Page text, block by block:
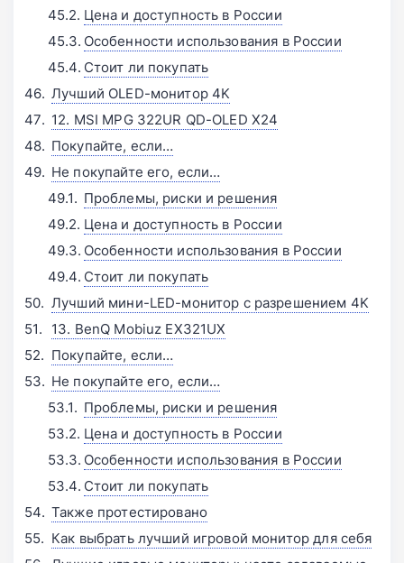
Цена и доступность в России
Особенности использования в России
Стоит ли покупать
Лучший OLED-монитор 4K
12. MSI MPG 322UR QD-OLED X24
Покупайте, если…
Не покупайте его, если…
Проблемы, риски и решения
Цена и доступность в России
Особенности использования в России
Стоит ли покупать
Лучший мини-LED-монитор с разрешением 4K
13. BenQ Mobiuz EX321UX
Покупайте, если…
Не покупайте его, если…
Проблемы, риски и решения
Цена и доступность в России
Особенности использования в России
Стоит ли покупать
Также протестировано
Как выбрать лучший игровой монитор для себя